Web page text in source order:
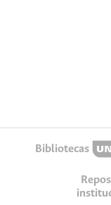
Bibliotecas